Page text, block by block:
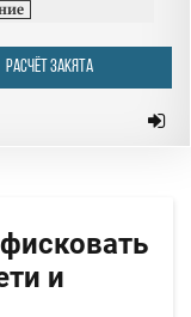
РАСЧЁТ ЗАКЯТА
и